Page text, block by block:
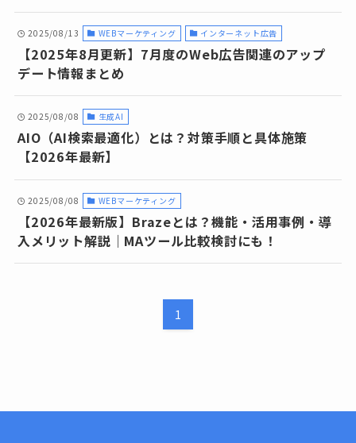
2025/08/13 WEBマーケティング インターネット広告
【2025年8月更新】7月度のWeb広告関連のアップ
デート情報まとめ
2025/08/08 生成AI
AIO（AI検索最適化）とは？対策手順と具体施策
【2026年最新】
2025/08/08 WEBマーケティング
【2026年最新版】Brazeとは？機能・活用事例・導
入メリット解説｜MAツール比較検討にも！
1